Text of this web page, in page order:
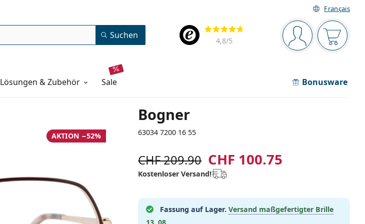
Français
Navigationsleiste
Sie sind Der
Bewertung
4,8/5
Suchen
Lösungen & Zubehör sale Bonusware
Bogner
63034 7200 16 55
AKTION −52%
CHF 209.90 CHF 100.75
Kostenloser Versand!
Fassung auf Lager. Versand maßgefertigter Brille